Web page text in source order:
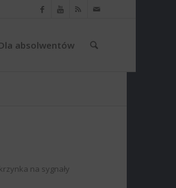
absolwentów
na sygnały